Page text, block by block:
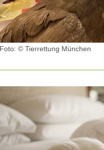
Foto: © Tierrettung München